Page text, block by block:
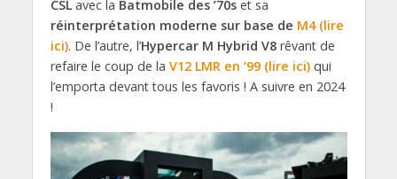
CSLavec la Batmobile des ’70set sa
réinterprétation moderne sur base de M4 (lire
ici). De l’autre, l’Hypercar M Hybrid V8rêvant de
refaire le coup de la V12 LMR en ’99 (lire ici)qui
l’emporta devant tous les favoris ! A suivre en 2024
!